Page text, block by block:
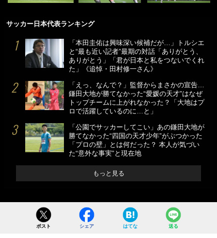
サッカー日本代表ランキング
「本田圭佑は興味深い候補だが…」トルシエ
と“最も近い記者”最期の対話「ありがとう、
ありがとう」「君が日本と私をつないでくれ
た」《追悼・田村修一さん》
「えっ、なんで？」監督からまさかの宣告…
鎌田大地が勝てなかった“愛媛の天才”はなぜ
トップチームに上がれなかった？「大地はプ
ロで活躍しているのに…と」
「公園でサッカーしてこい」あの鎌田大地が
勝てなかった“四国の天才少年”がぶつかった
「プロの壁」とは何だった？ 本人が気づい
た“意外な事実”と現在地
もっと見る
ポスト シェア はてな 送る